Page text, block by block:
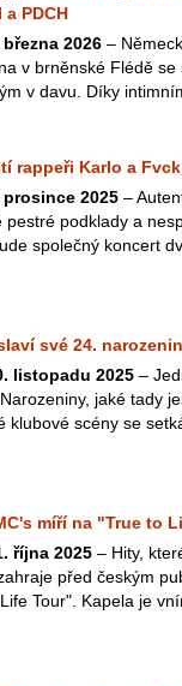
a PDCH
2026 –
v brněnské Flédě se
v davu. Díky
rappeři Karlo a
prosince 2025 –
pestré podklady a
společný koncert
své 24.
listopadu 2025 –
jaké tady
klubové scény se
míří na "True to
října 2025 – Hity,
před českým
Tour". Kapela je